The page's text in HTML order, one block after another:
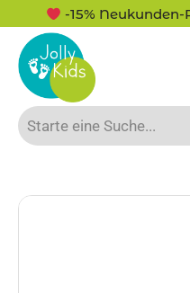
-15% Neukunden-